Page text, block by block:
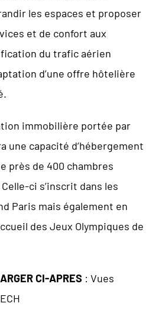
les espaces et proposer
et de confort aux
du trafic aérien
d’une offre hôtelière
immobilière portée par
une capacité d’hébergement
près de 400 chambres
ci s’inscrit dans les
Paris mais également en
des Jeux Olympiques de
CI-APRES : Vues